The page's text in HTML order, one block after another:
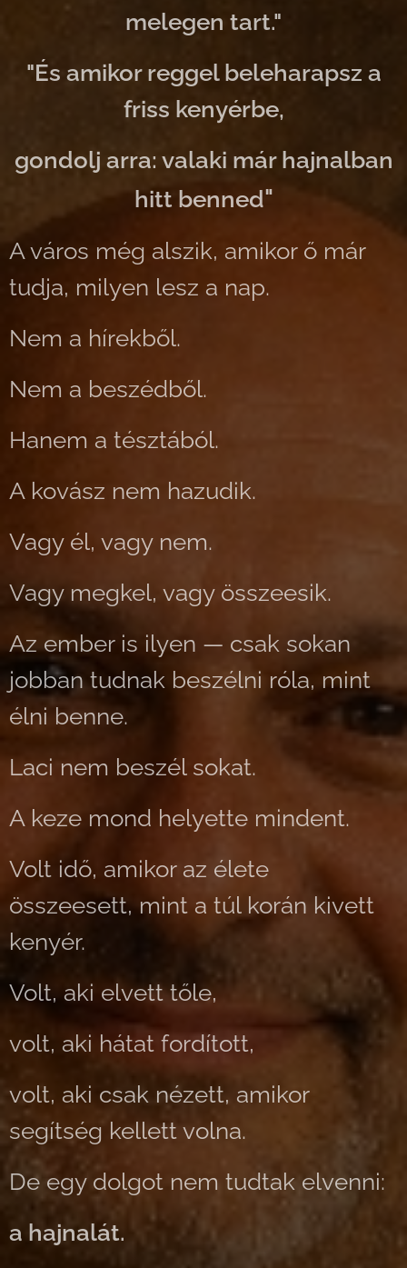
melegen tart."
"És amikor reggel beleharapsz a
friss kenyérbe,
gondolj arra: valaki már hajnalban
hitt benned"
A város még alszik, amikor ő már
tudja, milyen lesz a nap.
Nem a hírekből.
Nem a beszédből.
Hanem a tésztából.
A kovász nem hazudik.
Vagy él, vagy nem.
Vagy megkel, vagy összeesik.
Az ember is ilyen — csak sokan
jobban tudnak beszélni róla, mint
élni benne.
Laci nem beszél sokat.
A keze mond helyette mindent.
Volt idő, amikor az élete
összeesett, mint a túl korán kivett
kenyér.
Volt, aki elvett tőle,
volt, aki hátat fordított,
volt, aki csak nézett, amikor
segítség kellett volna.
De egy dolgot nem tudtak elvenni:
a hajnalát.